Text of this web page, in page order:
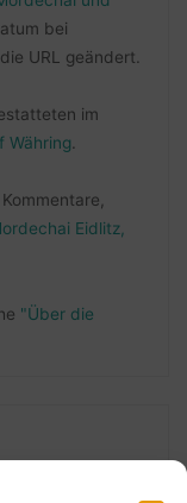
bei
URL geändert.
im
Währing.
Eidlitz,
"Über die